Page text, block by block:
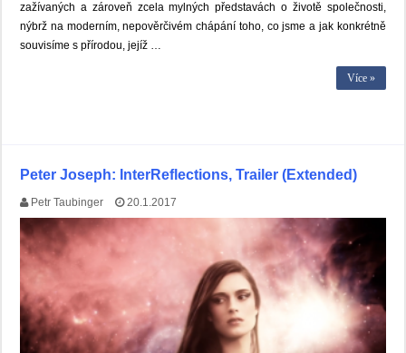
zažívaných a zároveň zcela mylných představách o životě společnosti,
nýbrž na moderním, nepověrčivém chápání toho, co jsme a jak konkrétně
souvisíme s přírodou, jejíž …
Více »
Peter Joseph: InterReflections, Trailer (Extended)
Petr Taubinger 20.1.2017